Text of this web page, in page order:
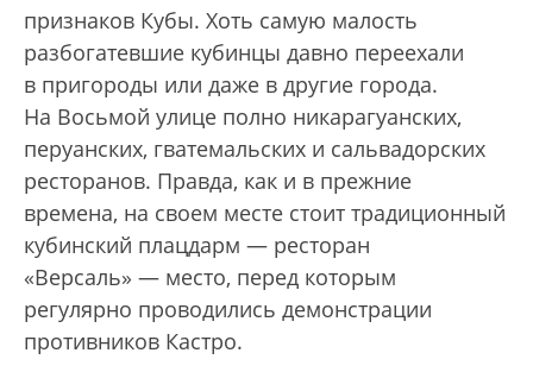
признаков Кубы. Хоть самую малость
разбогатевшие кубинцы давно переехали
в пригороды или даже в другие города.
На Восьмой улице полно никарагуанских,
перуанских, гватемальских и сальвадорских
ресторанов. Правда, как и в прежние
времена, на своем месте стоит традиционный
кубинский плацдарм — ресторан
«Версаль» — место, перед которым
регулярно проводились демонстрации
противников Кастро.